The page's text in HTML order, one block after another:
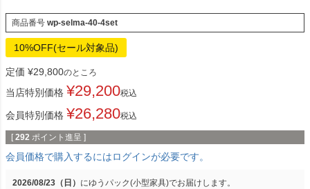
商品番号 wp-selma-40-4set
10%OFF(セール対象品)
定価 ¥29,800のところ
当店特別価格 ¥29,200税込
会員特別価格 ¥26,280税込
[ 292 ポイント進呈 ]
会員価格で購入するにはログインが必要です。
2026/08/23（日） にゆうパック(小型家具)でお届けします。